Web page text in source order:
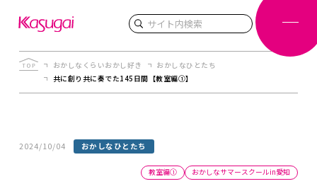
検索
おかしなくらいおかし好き
おかしなひとたち
共に創り共に奏でた145日間【教室編①】
2024/10/04 おかしなひとたち
教室編① おかしなサマースクールin愛知